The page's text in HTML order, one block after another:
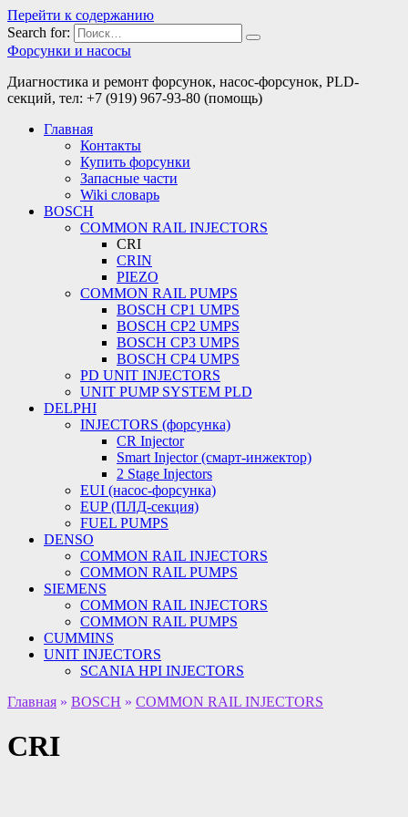
Перейти к содержанию
Search for:
Форсунки и насосы
Диагностика и ремонт форсунок, насос-форсунок, PLD-
секций, тел: +7 (919) 967-93-80 (помощь)
Главная
Контакты
Купить форсунки
Запасные части
Wiki словарь
BOSCH
COMMON RAIL INJECTORS
CRI
CRIN
PIEZO
COMMON RAIL PUMPS
BOSCH CP1 UMPS
BOSCH CP2 UMPS
BOSCH CP3 UMPS
BOSCH CP4 UMPS
PD UNIT INJECTORS
UNIT PUMP SYSTEM PLD
DELPHI
INJECTORS (форсунка)
CR Injector
Smart Injector (смарт-инжектор)
2 Stage Injectors
EUI (насос-форсунка)
EUP (ПЛД-секция)
FUEL PUMPS
DENSO
COMMON RAIL INJECTORS
COMMON RAIL PUMPS
SIEMENS
COMMON RAIL INJECTORS
COMMON RAIL PUMPS
CUMMINS
UNIT INJECTORS
SCANIA HPI INJECTORS
Главная » BOSCH » COMMON RAIL INJECTORS
CRI